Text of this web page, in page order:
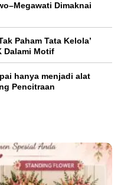
Dimaknai
Paham Tata Kelola’
Dalami Motif
hanya menjadi alat
Pencitraan